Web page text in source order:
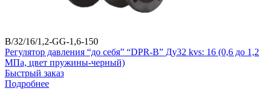
B/32/16/1,2-GG-1,6-150
Регулятор давления “до себя” “DPR-B” Ду32 kvs: 16 (0,6 до 1,2
МПа, цвет пружины-черный)
Быстрый заказ
Подробнее